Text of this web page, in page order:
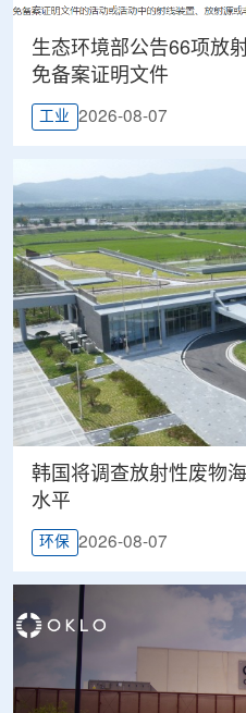
生态环境部公告66项放
免备案证明文件
工业 2026-08-07
韩国将调查放射性废物
水平
环保 2026-08-07